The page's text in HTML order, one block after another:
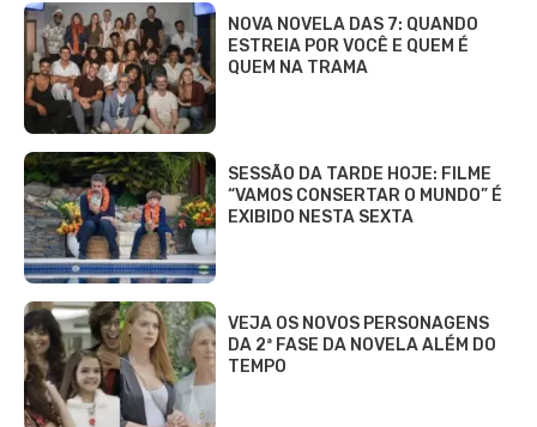
NOVA NOVELA DAS 7: QUANDO
ESTREIA POR VOCÊ E QUEM É
QUEM NA TRAMA
SESSÃO DA TARDE HOJE: FILME
“VAMOS CONSERTAR O MUNDO” É
EXIBIDO NESTA SEXTA
VEJA OS NOVOS PERSONAGENS
DA 2ª FASE DA NOVELA ALÉM DO
TEMPO